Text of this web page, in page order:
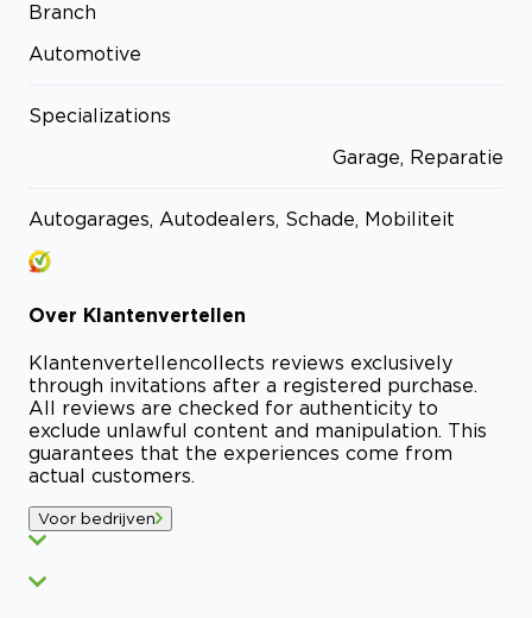
Branch
Automotive
Specializations
Garage, Reparatie
Autogarages, Autodealers, Schade, Mobiliteit
Over Klantenvertellen
Klantenvertellencollects reviews exclusively
through invitations after a registered purchase.
All reviews are checked for authenticity to
exclude unlawful content and manipulation. This
guarantees that the experiences come from
actual customers.
Voor bedrijven